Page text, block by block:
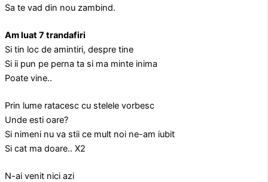
Sa te vad din nou zambind.
Am luat 7 trandafiri
Si tin loc de amintiri, despre tine
Si ii pun pe perna ta si ma minte inima
Poate vine..
Prin lume ratacesc cu stelele vorbesc
Unde esti oare?
Si nimeni nu va stii ce mult noi ne-am iubit
Si cat ma doare.. X2
N-ai venit nici azi